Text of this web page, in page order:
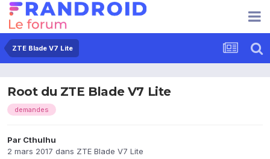
ZTE Blade V7 Lite
Root du ZTE Blade V7 Lite
demandes
Par Cthulhu
2 mars 2017 dans ZTE Blade V7 Lite